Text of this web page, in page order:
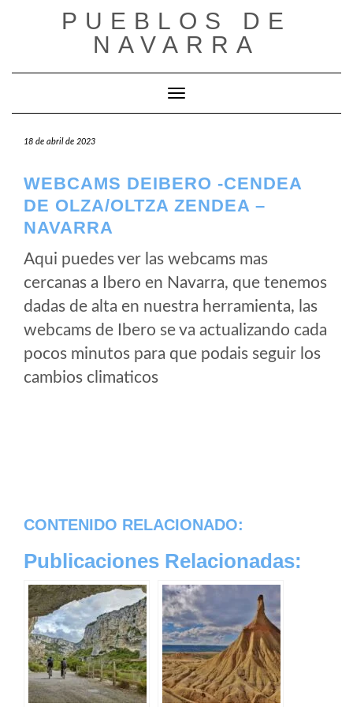
PUEBLOS DE
NAVARRA
Cambiar modo de navegación
18 de abril de 2023
WEBCAMS DEIBERO -CENDEA
DE OLZA/OLTZA ZENDEA –
NAVARRA
Aqui puedes ver las webcams mas
cercanas a Ibero en Navarra, que tenemos
dadas de alta en nuestra herramienta, las
webcams de Ibero se va actualizando cada
pocos minutos para que podais seguir los
cambios climaticos
CONTENIDO RELACIONADO:
Publicaciones Relacionadas: